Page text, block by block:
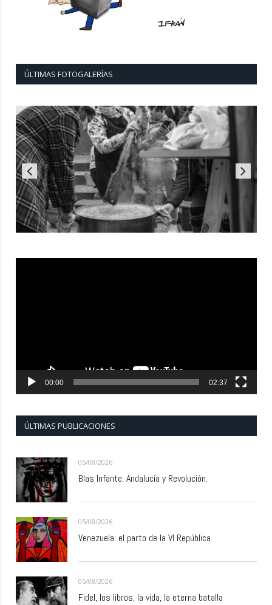
ÚLTIMAS FOTOGALERÍAS
00:00 02:37
ÚLTIMAS PUBLICACIONES
05/08/2026
Blas Infante: Andalucía y Revolución.
05/08/2026
Venezuela: el parto de la VI República
05/08/2026
Fidel, los libros, la vida, la eterna batalla